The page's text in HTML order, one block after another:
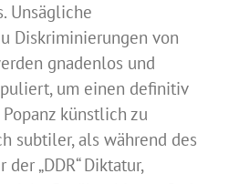
Unsägliche
Diskriminierungen von
gnadenlos und
um einen definitiv
künstlich zu
subtiler, als während des
„DDR“ Diktatur,